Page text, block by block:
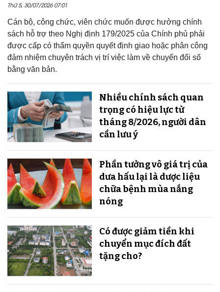
Thứ 5, 30/07/2026 07:01
Cán bộ, công chức, viên chức muốn được hưởng chính
sách hỗ trợ theo Nghị định 179/2025 của Chính phủ phải
được cấp có thẩm quyền quyết định giao hoặc phân công
đảm nhiệm chuyên trách vị trí việc làm về chuyển đổi số
bằng văn bản.
Nhiều chính sách quan
trọng có hiệu lực từ
tháng 8/2026, người dân
cần lưu ý
Phần tưởng vô giá trị của
dưa hấu lại là dược liệu
chữa bệnh mùa nắng
nóng
Có được giảm tiền khi
chuyển mục đích đất
tặng cho?